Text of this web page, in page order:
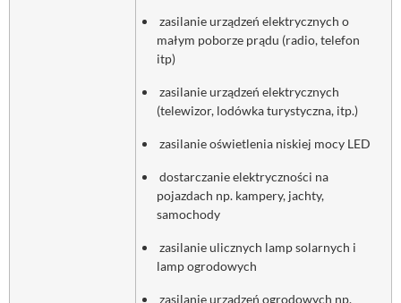
zasilanie urządzeń elektrycznych o
małym poborze prądu (radio, telefon
itp)
zasilanie urządzeń elektrycznych
(telewizor, lodówka turystyczna, itp.)
zasilanie oświetlenia niskiej mocy LED
dostarczanie elektryczności na
pojazdach np. kampery, jachty,
samochody
zasilanie ulicznych lamp solarnych i
lamp ogrodowych
zasilanie urządzeń ogrodowych np.